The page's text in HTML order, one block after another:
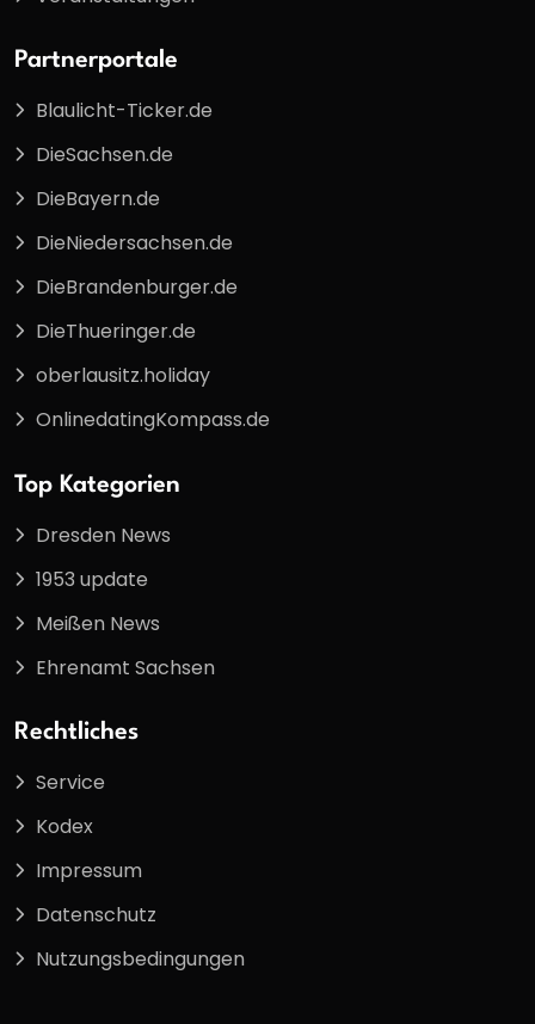
Partnerportale
Blaulicht-Ticker.de
DieSachsen.de
DieBayern.de
DieNiedersachsen.de
DieBrandenburger.de
DieThueringer.de
oberlausitz.holiday
OnlinedatingKompass.de
Top Kategorien
Dresden News
1953 update
Meißen News
Ehrenamt Sachsen
Rechtliches
Service
Kodex
Impressum
Datenschutz
Nutzungsbedingungen